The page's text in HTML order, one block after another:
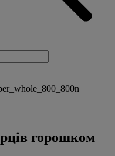
горошком